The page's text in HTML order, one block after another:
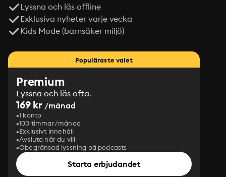
Lyssna och läs offline
Exklusiva nyheter varje vecka
Kids Mode (barnsäker miljö)
Populäraste valet
Premium
Lyssna och läs ofta.
169 kr /månad
1 konto
100 timmar/månad
Exklusivt innehåll
Avsluta när du vill
Obegränsad lyssning på podcasts
Starta erbjudandet